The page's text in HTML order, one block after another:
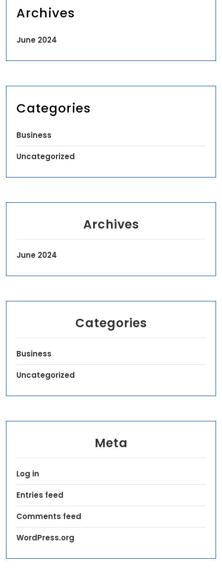
Archives
June 2024
Categories
Business
Uncategorized
Archives
June 2024
Categories
Business
Uncategorized
Meta
Log in
Entries feed
Comments feed
WordPress.org